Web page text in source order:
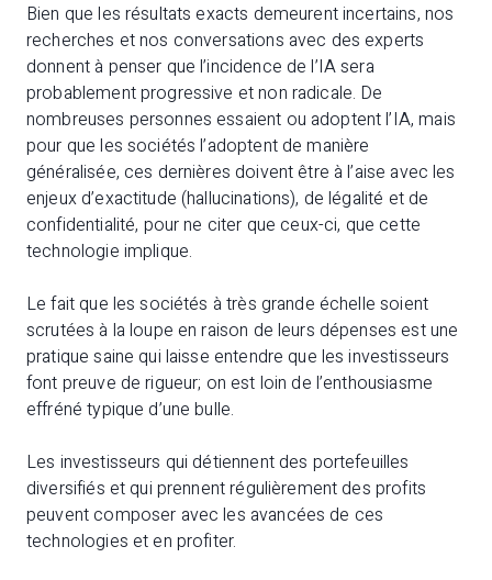
Bien que les résultats exacts demeurent incertains, nos
recherches et nos conversations avec des experts
donnent à penser que l’incidence de l’IA sera
probablement progressive et non radicale. De
nombreuses personnes essaient ou adoptent l’IA, mais
pour que les sociétés l’adoptent de manière
généralisée, ces dernières doivent être à l’aise avec les
enjeux d’exactitude (hallucinations), de légalité et de
confidentialité, pour ne citer que ceux-ci, que cette
technologie implique.
Le fait que les sociétés à très grande échelle soient
scrutées à la loupe en raison de leurs dépenses est une
pratique saine qui laisse entendre que les investisseurs
font preuve de rigueur; on est loin de l’enthousiasme
effréné typique d’une bulle.
Les investisseurs qui détiennent des portefeuilles
diversifiés et qui prennent régulièrement des profits
peuvent composer avec les avancées de ces
technologies et en profiter.